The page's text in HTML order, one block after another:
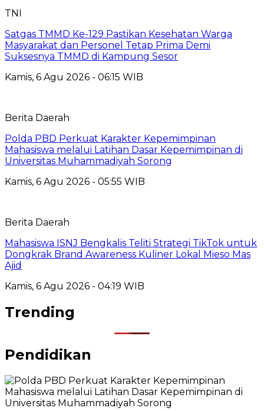
TNI
Satgas TMMD Ke-129 Pastikan Kesehatan Warga
Masyarakat dan Personel Tetap Prima Demi
Suksesnya TMMD di Kampung Sesor
Kamis, 6 Agu 2026 - 06:15 WIB
Berita Daerah
Polda PBD Perkuat Karakter Kepemimpinan
Mahasiswa melalui Latihan Dasar Kepemimpinan di
Universitas Muhammadiyah Sorong
Kamis, 6 Agu 2026 - 05:55 WIB
Berita Daerah
Mahasiswa ISNJ Bengkalis Teliti Strategi TikTok untuk
Dongkrak Brand Awareness Kuliner Lokal Mieso Mas
Ajid
Kamis, 6 Agu 2026 - 04:19 WIB
Trending
Pendidikan